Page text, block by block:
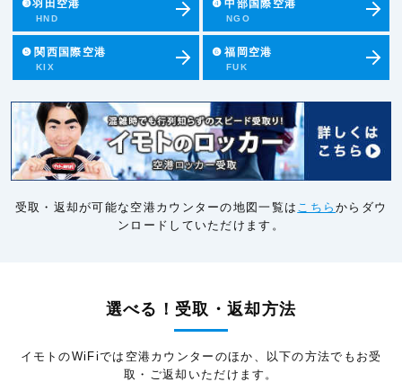
❸羽田空港
HND
❹ 中部国際空港
NGO
❺ 関西国際空港
KIX
❻ 福岡空港
FUK
受取・返却が可能な空港カウンターの地図一覧は こちらからダウ
ンロードしていただけます。
選べる！受取・返却方法
イモトのWiFiでは空港カウンターのほか、以下の方法でもお受
取・ご返却いただけます。